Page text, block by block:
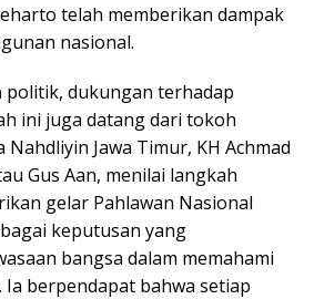
telah memberikan dampak
nasional.
politik, dukungan terhadap
ini juga datang dari tokoh
Jawa Timur, KH Achmad
Gus Aan, menilai langkah
gelar Pahlawan Nasional
keputusan yang
bangsa dalam memahami
Ia berpendapat bahwa setiap